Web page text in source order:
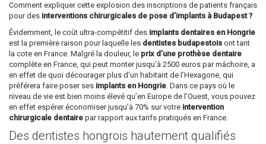
Comment expliquer cette explosion des inscriptions de patients français
pour des interventions chirurgicales de pose d’implants à Budapest ?
Évidemment, le coût ultra-compétitif des implants dentaires en Hongrie
est la première raison pour laquelle les dentistes budapestois ont tant
la cote en France. Malgré la douleur, le prix d’une prothèse dentaire
complète en France, qui peut monter jusqu’à 2500 euros par mâchoire, a
en effet de quoi décourager plus d’un habitant de l’Hexagone, qui
préférera faire poser ses implants en Hongrie. Dans ce pays où le
niveau de vie est bien moins élevé qu’en Europe de l’Ouest, vous pouvez
en effet espérer économiser jusqu’à 70% sur votre intervention
chirurgicale dentaire par rapport aux tarifs pratiqués en France.
Des dentistes hongrois hautement qualifiés